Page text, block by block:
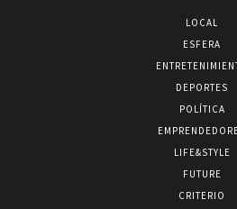
LOCAL
ESFERA
DEPORTES
POLÍTICA
LIFE&STYLE
FUTURE
CRITERIO